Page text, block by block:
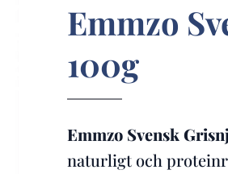
Emmzo
100g
Emmzo Svensk
naturligt och